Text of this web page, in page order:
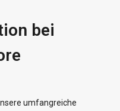
bei
umfangreiche